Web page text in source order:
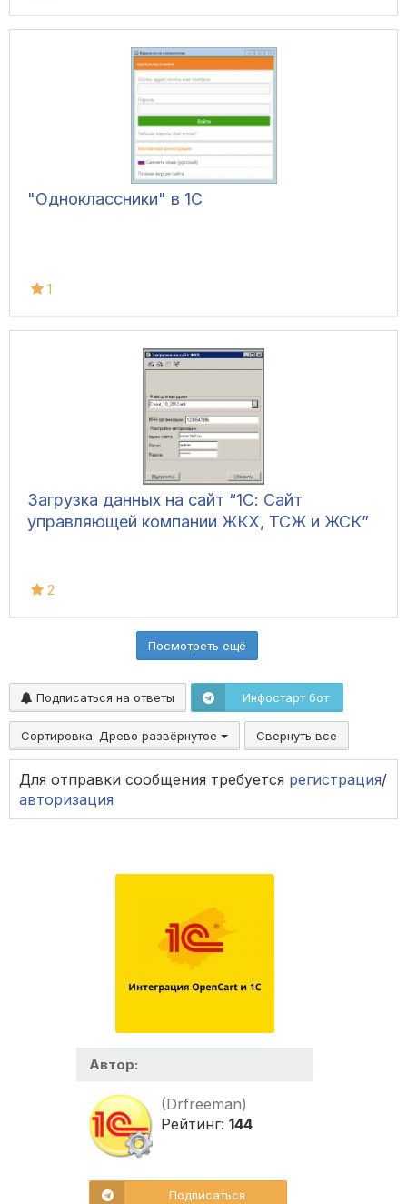
"Одноклассники" в 1С
1
Загрузка данных на сайт “1С: Сайт
управляющей компании ЖКХ, ТСЖ и ЖСК”
2
Посмотреть ещё
Подписаться на ответы Инфостарт бот
Сортировка: Древо развёрнутое Свернуть все
Для отправки сообщения требуется регистрация/
авторизация
Автор:
(Drfreeman)
Рейтинг: 144
Подписаться